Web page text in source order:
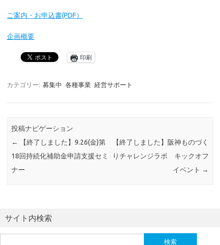
ご案内・お申込書(PDF）
企画概要
印刷
カテゴリー: 募集中 各種事業 経営サポート
投稿ナビゲーション
←
【終了しました】9.26(金)第
18回持続化補助金申請支援セミ
ナー
【終了しました】阪神ものづく
りチャレンジラボ キックオフ
イベント →
サイト内検索